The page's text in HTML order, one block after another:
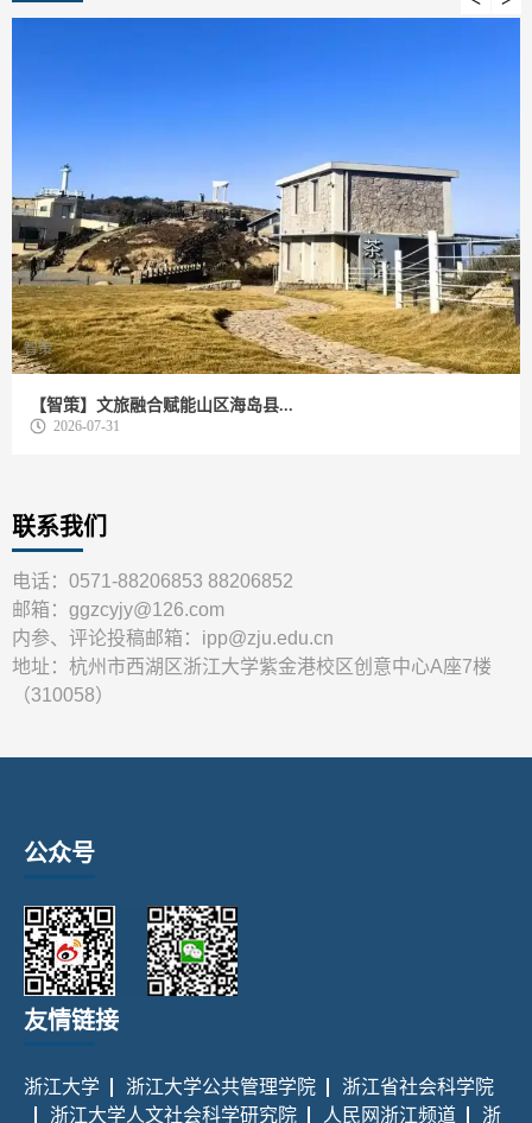
智策
【智策】文旅融合赋能山区海岛县...
2026-07-31
联系我们
电话：0571-88206853 88206852
邮箱：ggzcyjy@126.com
内参、评论投稿邮箱：ipp@zju.edu.cn
地址：杭州市西湖区浙江大学紫金港校区创意中心A座7楼
（310058）
公众号
友情链接
浙江大学 浙江大学公共管理学院
浙江省社会科学院
浙江大学人文社会科学研究院
人民网浙江频道 浙